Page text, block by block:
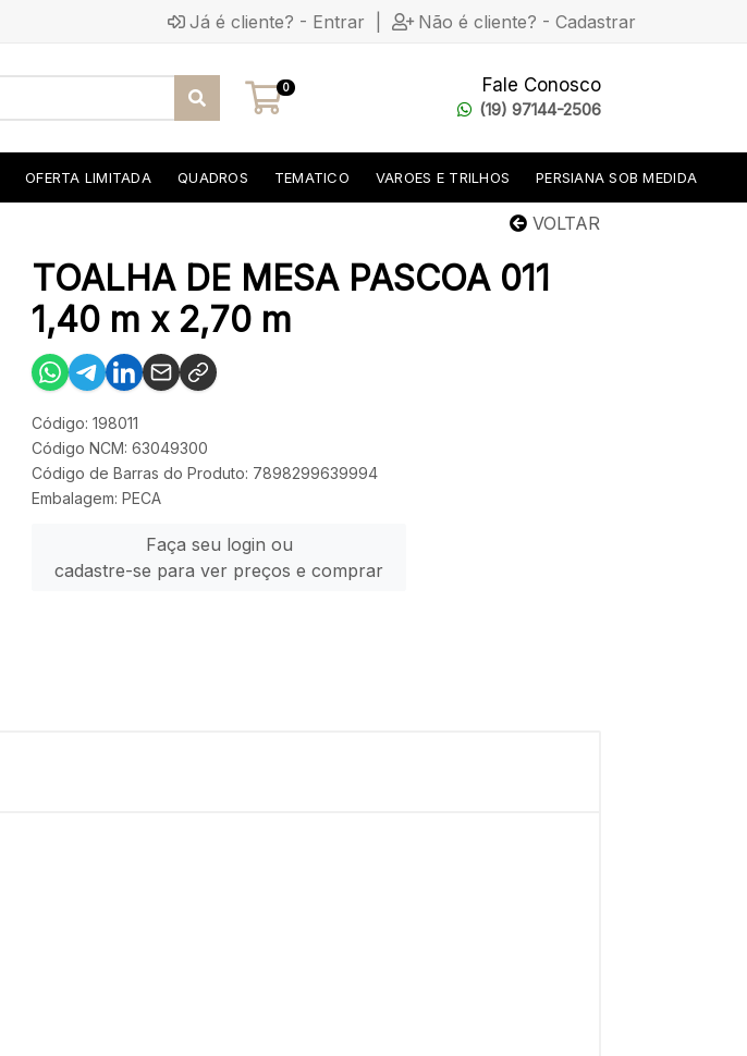
Já é cliente? - Entrar Não é cliente? - Cadastrar
0 Fale Conosco
(19) 97144-2506
OFERTA LIMITADA QUADROS TEMATICO VAROES E TRILHOS PERSIANA SOB MEDIDA
VOLTAR
TOALHA DE MESA PASCOA 011
1,40 m x 2,70 m
Código: 198011
Código NCM: 63049300
Código de Barras do Produto: 7898299639994
Embalagem: PECA
Faça seu login ou
cadastre-se para ver preços e comprar